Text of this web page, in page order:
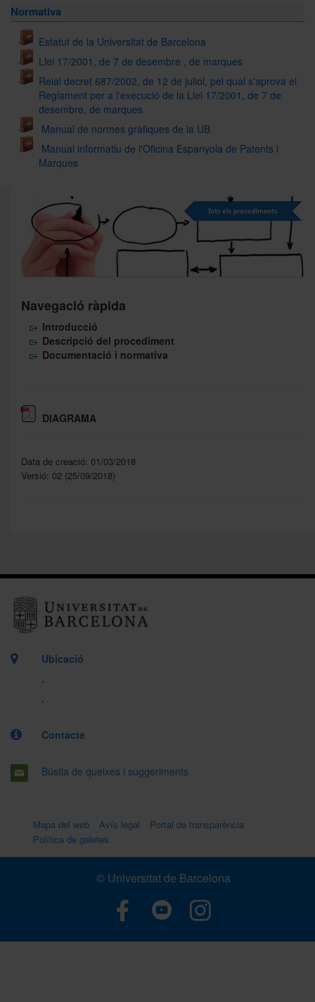
Normativa
Estatut de la Universitat de Barcelona
Llei 17/2001, de 7 de desembre , de marques
Reial decret 687/2002, de 12 de juliol, pel qual s'aprova el
Reglament per a l'execució de la Llei 17/2001, de 7 de
desembre, de marques
Manual de normes gràfiques de la UB
Manual informatiu de l'Oficina Espanyola de Patents i
Marques
Navegació ràpida
Introducció
Descripció del procediment
Documentació i normativa
DIAGRAMA
Data de creació: 01/03/2018
Versió: 02 (25/09/2018)
Ubicació
Contacte
Bústia de queixes i suggeriments
Mapa del web Avís legal
Portal de transparència
Política de galetes
© Universitat de Barcelona